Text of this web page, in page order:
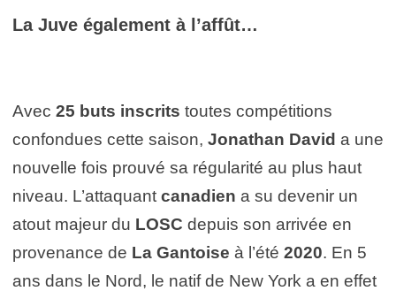
La Juve également à l’affût…
Avec 25 buts inscrits toutes compétitions
confondues cette saison, Jonathan David a une
nouvelle fois prouvé sa régularité au plus haut
niveau. L’attaquant canadien a su devenir un
atout majeur du LOSC depuis son arrivée en
provenance de La Gantoise à l’été 2020. En 5
ans dans le Nord, le natif de New York a en effet